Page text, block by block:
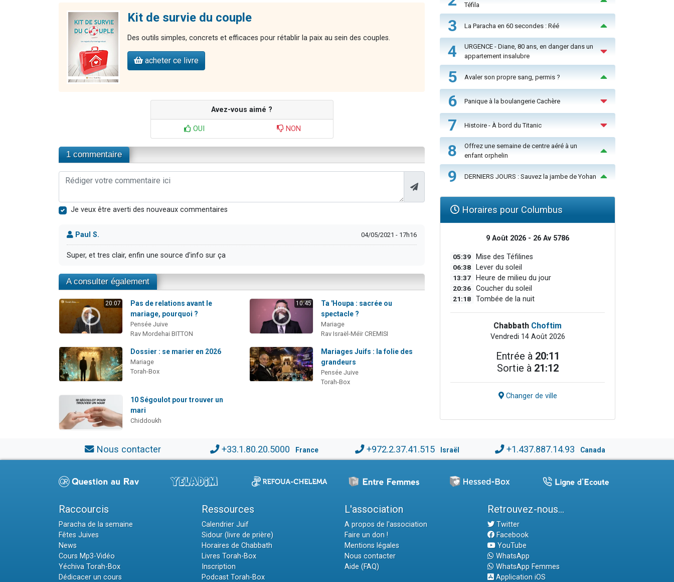
Kit de survie du couple
Des outils simples, concrets et efficaces pour rétablir la paix au sein des couples.
acheter ce livre
Avez-vous aimé ?
OUI NON
1 commentaire
Je veux être averti des nouveaux commentaires
Paul S. 04/05/2021 - 17h16
Super, et tres clair, enfin une source d'info sur ça
A consulter également
20:07
Pas de relations avant le
mariage, pourquoi ?
Pensée Juive
Rav Mordehai BITTON
10:45
Ta 'Houpa : sacrée ou
spectacle ?
Mariage
Rav Israël-Méïr CREMISI
Dossier : se marier en 2026
Mariage
Torah-Box
Mariages Juifs : la folie des
grandeurs
Pensée Juive
Torah-Box
10 Ségoulot pour trouver un
mari
Chiddoukh
Téfila
3 La Paracha en 60 secondes : Réé
4
URGENCE - Diane, 80 ans, en danger dans un
appartement insalubre
5 Avaler son propre sang, permis ?
6 Panique à la boulangerie Cachère
7 Histoire - À bord du Titanic
8
Offrez une semaine de centre aéré à un
enfant orphelin
9 DERNIERS JOURS : Sauvez la jambe de Yohan
Horaires pour Columbus
9 Août 2026 - 26 Av 5786
05:39 Mise des Téfilines
06:38 Lever du soleil
13:37 Heure de milieu du jour
20:36 Coucher du soleil
21:18 Tombée de la nuit
Chabbath Choftim
Vendredi 14 Août 2026
Entrée à 20:11
Sortie à 21:12
Changer de ville
Nous contacter +33.1.80.20.5000 France +972.2.37.41.515 Israël +1.437.887.14.93 Canada
Raccourcis
Paracha de la semaine
Fêtes Juives
News
Cours Mp3-Vidéo
Yéchiva Torah-Box
Dédicacer un cours
Ressources
Calendrier Juif
Sidour (livre de prière)
Horaires de Chabbath
Livres Torah-Box
Inscription
Podcast Torah-Box
L'association
A propos de l'association
Faire un don !
Mentions légales
Nous contacter
Aide (FAQ)
Retrouvez-nous...
Twitter
Facebook
YouTube
WhatsApp
WhatsApp Femmes
Application iOS